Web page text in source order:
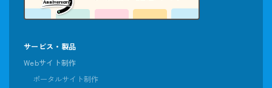
サービス・製品
Webサイト制作
ポータルサイト制作